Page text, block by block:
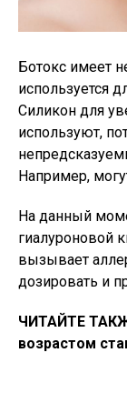
Ботокс имеет
используется
Силикон для
используют,
Например,
На данный
гиалуроновой
вызывает
дозировать и
ЧИТАЙТЕ
возрастом